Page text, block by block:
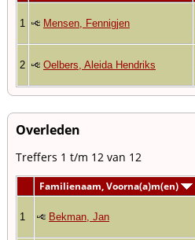
1 Mensen, Fennigjen
2 Oelbers, Aleida Hendriks
Overleden
Treffers 1 t/m 12 van 12
Familienaam, Voorna(a)m(en)
1 Bekman, Jan